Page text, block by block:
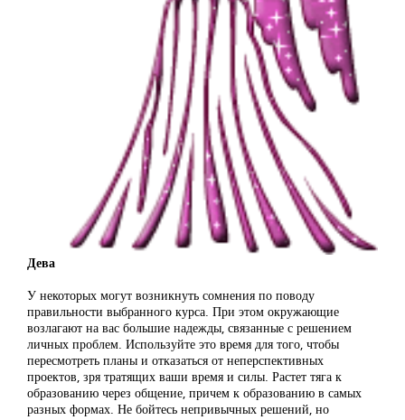
Дева
У некоторых могут возникнуть сомнения по поводу
правильности выбранного курса. При этом окружающие
возлагают на вас большие надежды, связанные с решением
личных проблем. Используйте это время для того, чтобы
пересмотреть планы и отказаться от неперспективных
проектов, зря тратящих ваши время и силы. Растет тяга к
образованию через общение, причем к образованию в самых
разных формах. Не бойтесь непривычных решений, но